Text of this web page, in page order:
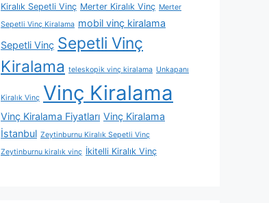
Kiralık Sepetli Vinç Merter Kiralık Vinç Merter
Sepetli Vinç Kiralama mobil vinç kiralama
Sepetli Vinç Sepetli Vinç
Kiralama teleskopik vinç kiralama Unkapanı
Kiralık Vinç Vinç Kiralama
Vinç Kiralama Fiyatları Vinç Kiralama
İstanbul Zeytinburnu Kiralık Sepetli Vinç
Zeytinburnu kiralık vinç İkitelli Kiralık Vinç